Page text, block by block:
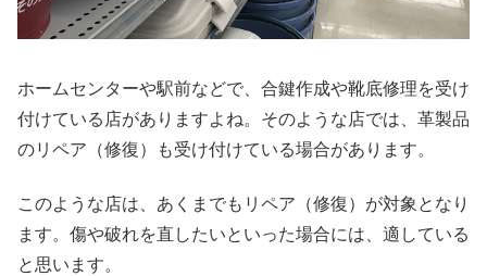
ホームセンターや駅前などで、合鍵作成や靴底修理を受け
付けている店がありますよね。そのような店では、革製品
のリペア（修復）も受け付けている場合があります。
このような店は、あくまでもリペア（修復）が対象となり
ます。傷や破れを直したいといった場合には、適している
と思います。